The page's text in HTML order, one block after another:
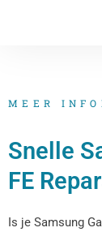
MEER
Snelle
FE
Is je Samsung